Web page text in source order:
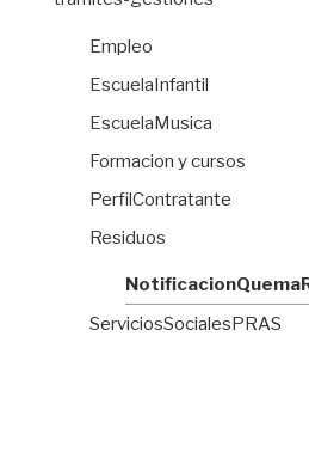
Empleo
EscuelaInfantil
EscuelaMusica
Formacion y cursos
PerfilContratante
Residuos
ServiciosSocialesPRAS